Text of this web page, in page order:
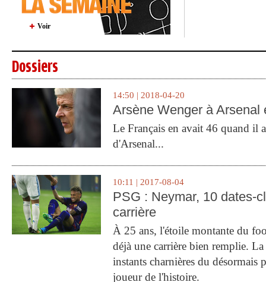
Voir
Dossiers
14:50 | 2018-04-20
Arsène Wenger à Arsenal
Le Français en avait 46 quand il
d'Arsenal...
10:11 | 2017-08-04
PSG : Neymar, 10 dates-
carrière
À 25 ans, l'étoile montante du
déjà une carrière bien remplie.
instants charnières du désormais
joueur de l'histoire.